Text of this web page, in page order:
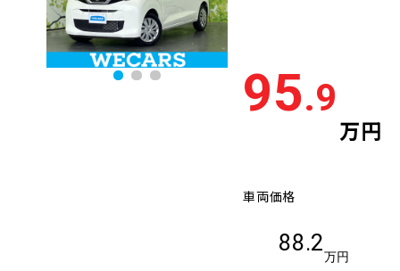
95.9
万円
車両価格
88.2
万円